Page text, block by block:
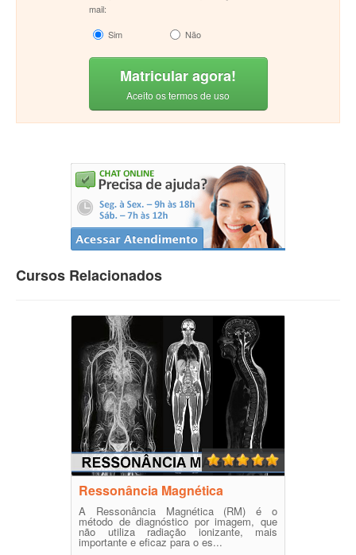
mail:
Sim
Não
Matricular agora!
Aceito os termos de uso
Cursos Relacionados
Ressonância Magnética
A Ressonância Magnética (RM) é o
método de diagnóstico por imagem, que
não utiliza radiação ionizante, mais
importante e eficaz para o es...